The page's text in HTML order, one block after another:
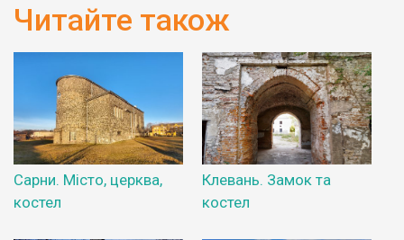
Читайте також
Сарни. Місто, церква,
костел
Клевань. Замок та
костел